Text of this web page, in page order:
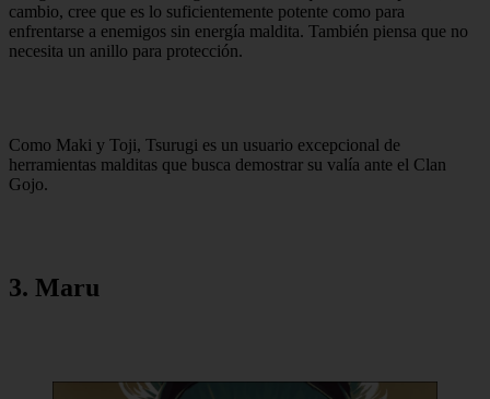
cambio, cree que es lo suficientemente potente como para
enfrentarse a enemigos sin energía maldita. También piensa que no
necesita un anillo para protección.
Como Maki y Toji, Tsurugi es un usuario excepcional de
herramientas malditas que busca demostrar su valía ante el Clan
Gojo.
3. Maru